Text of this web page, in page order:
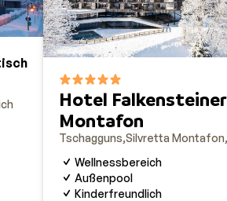
Hotel Falkensteiner
Montafon
Tschagguns Silvretta Montafon
Wellnessbereich
Außenpool
Kinderfreundlich